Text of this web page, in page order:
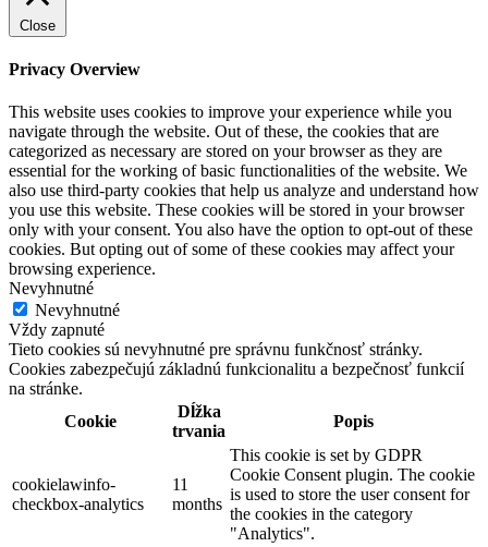
Close
Privacy Overview
This website uses cookies to improve your experience while you
navigate through the website. Out of these, the cookies that are
categorized as necessary are stored on your browser as they are
essential for the working of basic functionalities of the website. We
also use third-party cookies that help us analyze and understand how
you use this website. These cookies will be stored in your browser
only with your consent. You also have the option to opt-out of these
cookies. But opting out of some of these cookies may affect your
browsing experience.
Nevyhnutné
Nevyhnutné
Vždy zapnuté
Tieto cookies sú nevyhnutné pre správnu funkčnosť stránky.
Cookies zabezpečujú základnú funkcionalitu a bezpečnosť funkcií
na stránke.
Cookie
Dĺžka
trvania
Popis
cookielawinfo-
checkbox-analytics
11
months
This cookie is set by GDPR
Cookie Consent plugin. The cookie
is used to store the user consent for
the cookies in the category
"Analytics".